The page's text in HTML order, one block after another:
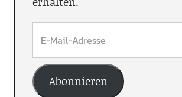
Abonnieren